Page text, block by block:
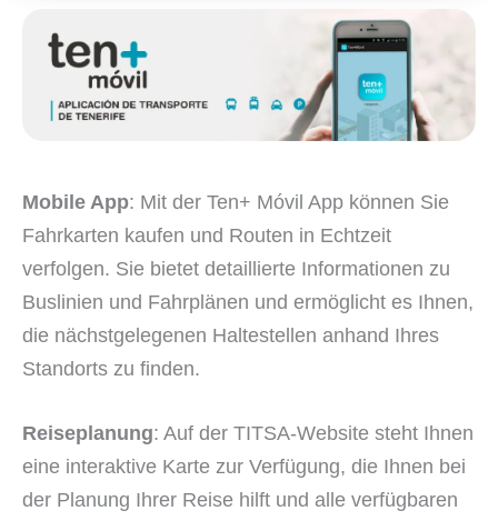
Mobile App: Mit der Ten+ Móvil App können Sie
Fahrkarten kaufen und Routen in Echtzeit
verfolgen. Sie bietet detaillierte Informationen zu
Buslinien und Fahrplänen und ermöglicht es Ihnen,
die nächstgelegenen Haltestellen anhand Ihres
Standorts zu finden.
Reiseplanung: Auf der TITSA-Website steht Ihnen
eine interaktive Karte zur Verfügung, die Ihnen bei
der Planung Ihrer Reise hilft und alle verfügbaren